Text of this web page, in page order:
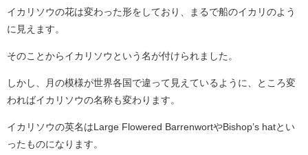
イカリソウの花は変わった形をしており、まるで船のイカリのよう
に見えます。
そのことからイカリソウという名が付けられました。
しかし、月の模様が世界各国で違って見えているように、ところ変
わればイカリソウの名称も変わります。
イカリソウの英名はLarge Flowered BarrenwortやBishop’s hatとい
ったものになります。